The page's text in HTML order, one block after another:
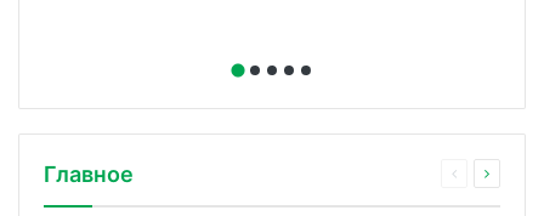
Главное